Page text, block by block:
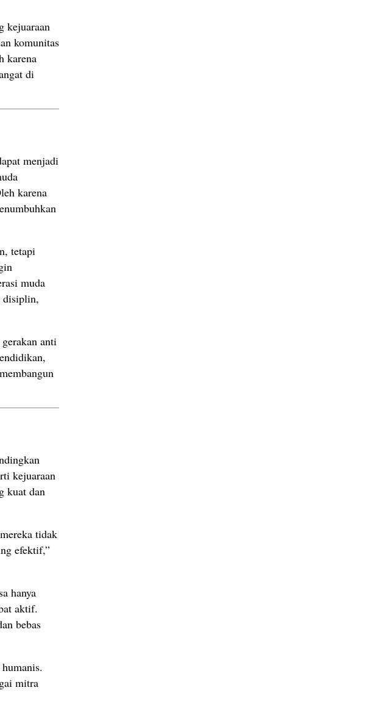
kejuaraan
komunitas
karena
di
menjadi
karena
tetapi
muda
disiplin,
anti
kejuaraan
kuat dan
tidak
efektif,”
hanya
aktif.
bebas
mitra